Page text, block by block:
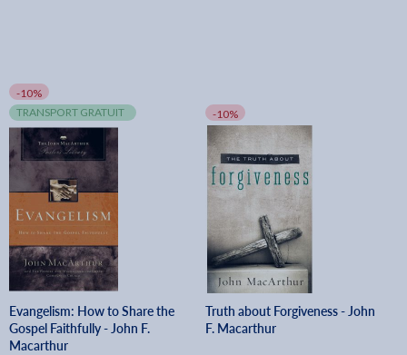
-10%
TRANSPORT GRATUIT
Evangelism: How to Share the
Gospel Faithfully - John F.
Macarthur
-10%
Truth about Forgiveness - John
F. Macarthur